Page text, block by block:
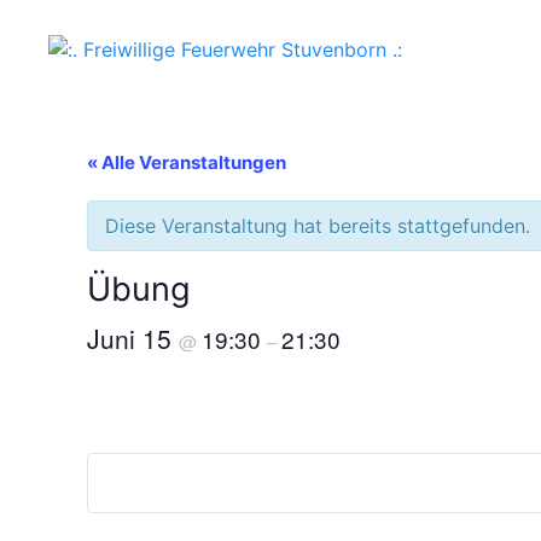
« Alle Veranstaltungen
Diese Veranstaltung hat bereits stattgefunden.
Übung
Juni 15 @ 19:30 –21:30